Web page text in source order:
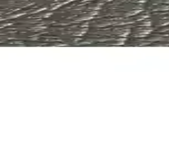
Özellikler ve
memnuniyeti açısından